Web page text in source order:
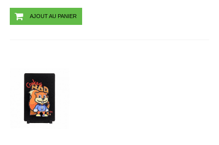
AJOUT AU PANIER